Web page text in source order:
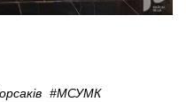
#МСУМК